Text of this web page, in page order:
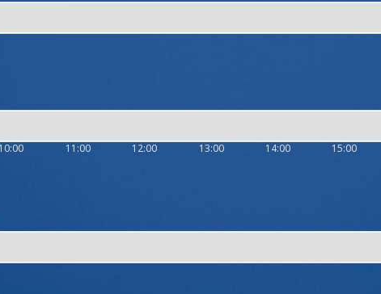
10:00 11:00 12:00 13:00 14:00 15:00